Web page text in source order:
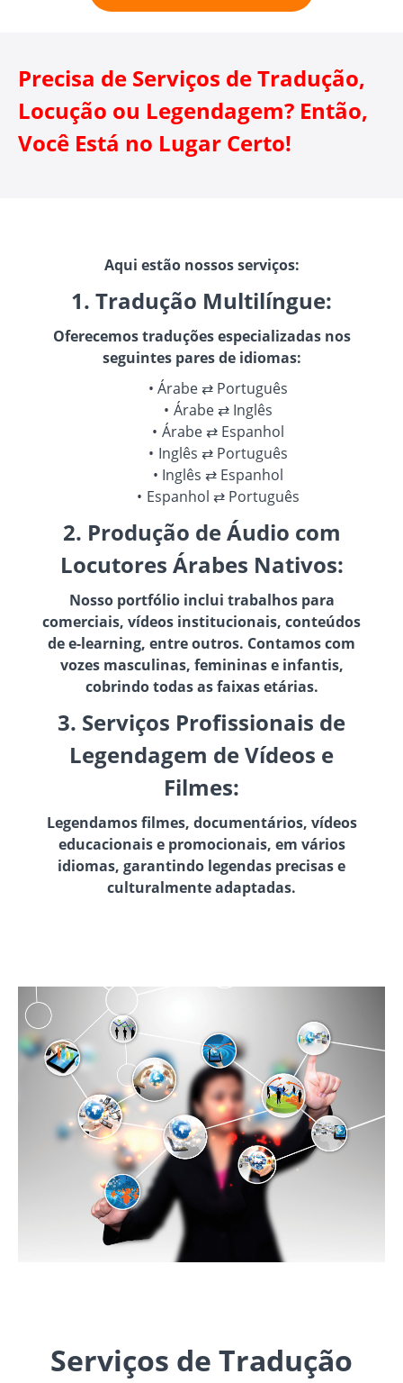
Precisa de Serviços de Tradução,
Locução ou Legendagem? Então,
Você Está no Lugar Certo!
Aqui estão nossos serviços:
1. Tradução Multilíngue:
Oferecemos traduções especializadas nos
seguintes pares de idiomas:
Árabe ⇄ Português
Árabe ⇄ Inglês
Árabe ⇄ Espanhol
Inglês ⇄ Português
Inglês ⇄ Espanhol
Espanhol ⇄ Português
2. Produção de Áudio com
Locutores Árabes Nativos:
Nosso portfólio inclui trabalhos para
comerciais, vídeos institucionais, conteúdos
de e-learning, entre outros. Contamos com
vozes masculinas, femininas e infantis,
cobrindo todas as faixas etárias.
3. Serviços Profissionais de
Legendagem de Vídeos e
Filmes:
Legendamos filmes, documentários, vídeos
educacionais e promocionais, em vários
idiomas, garantindo legendas precisas e
culturalmente adaptadas.
Serviços de Tradução